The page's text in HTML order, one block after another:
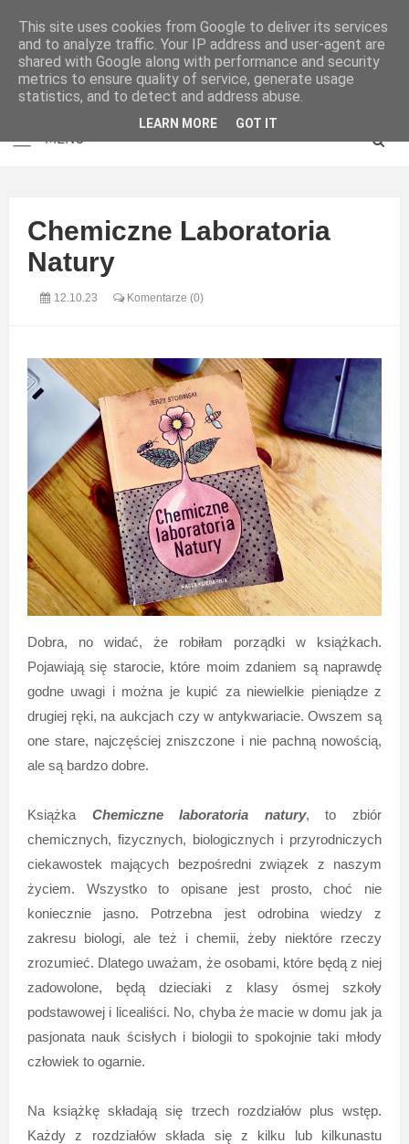
Chemiczne Laboratoria
Natury
12.10.23 Komentarze (0)
Dobra, no widać, że robiłam porządki w książkach.
Pojawiają się starocie, które moim zdaniem są naprawdę
godne uwagi i można je kupić za niewielkie pieniądze z
drugiej ręki, na aukcjach czy w antykwariacie. Owszem są
one stare, najczęściej zniszczone i nie pachną nowością,
ale są bardzo dobre.
Książka Chemiczne laboratoria natury, to zbiór
chemicznych, fizycznych, biologicznych i przyrodniczych
ciekawostek mających bezpośredni związek z naszym
życiem. Wszystko to opisane jest prosto, choć nie
koniecznie jasno. Potrzebna jest odrobina wiedzy z
zakresu biologi, ale też i chemii, żeby niektóre rzeczy
zrozumieć. Dlatego uważam, że osobami, które będą z niej
zadowolone, będą dzieciaki z klasy ósmej szkoły
podstawowej i licealiści. No, chyba że macie w domu jak ja
pasjonata nauk ścisłych i biologii to spokojnie taki młody
człowiek to ogarnie.
Na książkę składają się trzech rozdziałów plus wstęp.
Każdy z rozdziałów składa się z kilku lub kilkunastu
This site uses cookies from Google to deliver its services
and to analyze traffic. Your IP address and user-agent are
shared with Google along with performance and security
metrics to ensure quality of service, generate usage
statistics, and to detect and address abuse.
LEARN MORE GOT IT